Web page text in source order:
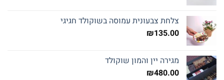
צלחת צבעונית עמוסה בשוקולד חגיגי
₪135.00
מגירה יין והמון שוקולד
₪480.00